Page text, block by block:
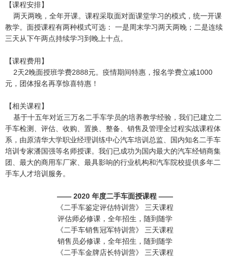
【课程安排】
两天两晚，全年开课。课程采取面对面课堂学习的模式，统一开课
教学。面授课程有两种模式可选： 一是周末学习两天两晚；二是连续
三天从下午两点持续学习到晚上十点。
【课程费用】
2天2晚面授班学费2888元。疫情期间特惠，报名学费立减1000
元，团体报名再享惊喜特惠！
【相关课程】
基于十五年对近三万名二手车学员的培养教学经验，我们已建立二
手车检测、评估、收购、置换、整备、销售及管理全过程实战课程体
系，由原清华大学职业经理训练中心汽车培训总监、国内知名二手车
培训专家潘国强等名师授课。我们已成功为国内最大的汽车经销商集
团、最大的商用车厂家、最具影响的行业机构和汽车院校提供多年二
手车人才培训服务。
—— 2020 年度二手车面授课程 ——
《二手车鉴定评估特训营》 三天课程
评估师必修课，全年招生，随到随学
《二手车销售冠军特训营》 三天课程
销售员必修课，全年招生，随到随学
《二手车金牌店长特训营》 三天课程